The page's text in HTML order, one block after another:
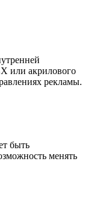
или акрилового
рекламы.
быть
менять